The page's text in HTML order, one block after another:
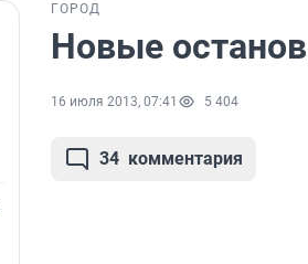
ГОРОД
Новые
16 июля 2013, 07:41 5 404
34 комментария